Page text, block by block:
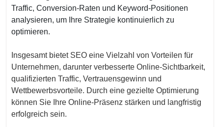
Traffic, Conversion-Raten und Keyword-Positionen
analysieren, um Ihre Strategie kontinuierlich zu
optimieren.
Insgesamt bietet SEO eine Vielzahl von Vorteilen für
Unternehmen, darunter verbesserte Online-Sichtbarkeit,
qualifizierten Traffic, Vertrauensgewinn und
Wettbewerbsvorteile. Durch eine gezielte Optimierung
können Sie Ihre Online-Präsenz stärken und langfristig
erfolgreich sein.